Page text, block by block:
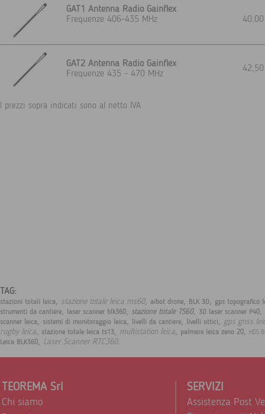
GAT1 Antenna Radio Gainflex
Frequenze 406-435 MHz
GAT2 Antenna Radio Gainflex
Frequenze 435 - 470 MHz
I prezzi sopra indicati sono al netto IVA
TAG:
stazioni totali leica, stazione totale leica ms60, aibot drone, BLK 3D, gps topografico
strumenti da cantiere, laser scanner blk360, stazione totale TS60, 3D laser scanner P40,
scanner leica, sistemi di monitoraggio leica, livelli da cantiere, livelli ottici, gps gnss
rugby leica, stazione totale leica ts13, multistation leica, palmare leica zeno 20, HDS
Leica BLK360, Laser Scanner RTC360.
TEOREMA Srl
Chi siamo
SERVIZI
Assistenza Post